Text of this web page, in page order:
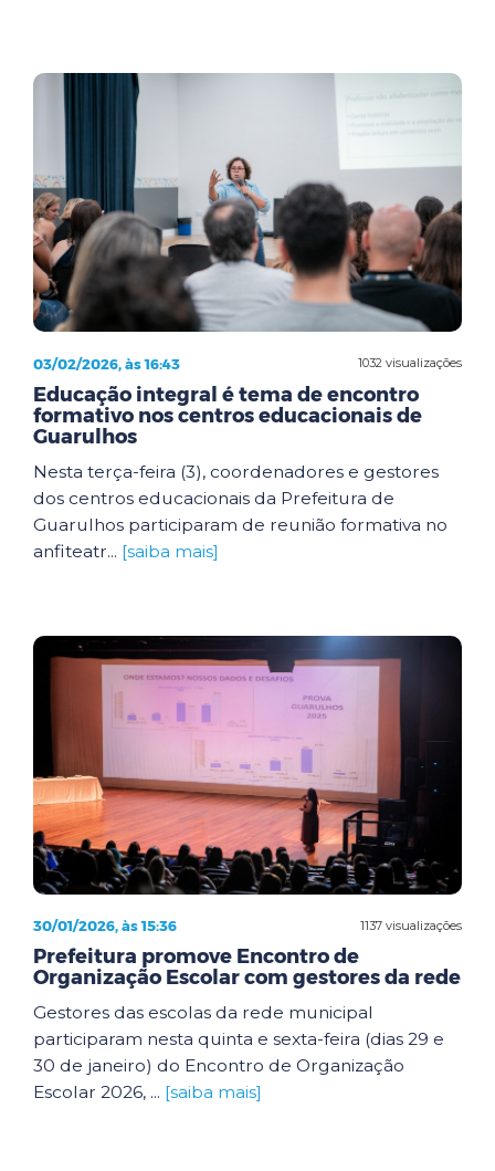
1032 visualizações
03/02/2026, às 16:43
Educação integral é tema de encontro
formativo nos centros educacionais de
Guarulhos
Nesta terça-feira (3), coordenadores e gestores
dos centros educacionais da Prefeitura de
Guarulhos participaram de reunião formativa no
anfiteatr... [saiba mais]
1137 visualizações
30/01/2026, às 15:36
Prefeitura promove Encontro de
Organização Escolar com gestores da rede
Gestores das escolas da rede municipal
participaram nesta quinta e sexta-feira (dias 29 e
30 de janeiro) do Encontro de Organização
Escolar 2026, ... [saiba mais]